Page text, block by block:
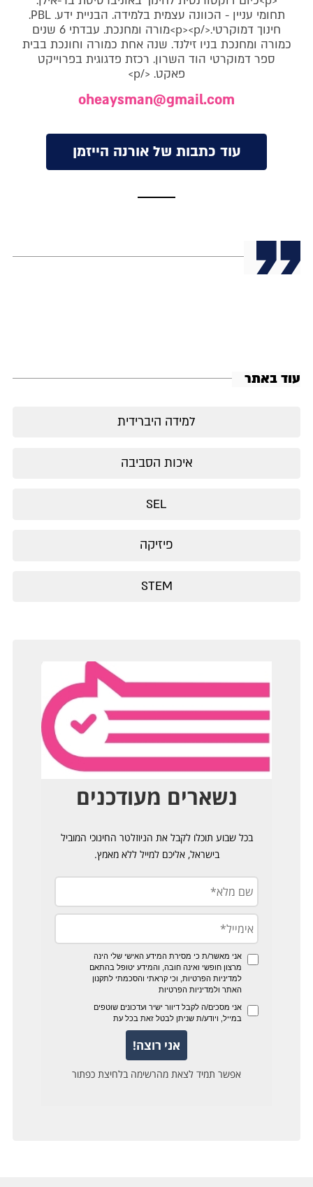
תחומי עניין - הכוונה עצמית בלמידה. הבניית ידע. PBL.
חינוך דמוקרטי.</p><p>מורה ומחנכת. עבדתי 6 שנים
כמורה ומחנכת בניו זילנד. שנה אחת כמורה וחונכת בבית
ספר דמוקרטי הוד השרון. רכזת פדגוגית בפרוייקט
פאקט. </p>
oheaysman@gmail.com
עוד כתבות של אורנה הייזמן
עוד באתר
למידה היברידית
איכות הסביבה
SEL
פיזיקה
STEM